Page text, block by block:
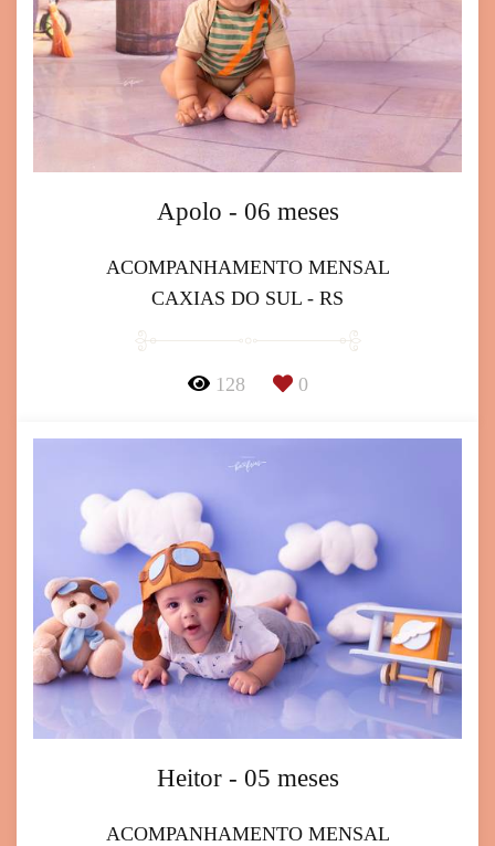
Apolo - 06 meses
ACOMPANHAMENTO MENSAL
CAXIAS DO SUL - RS
128 0
Heitor - 05 meses
ACOMPANHAMENTO MENSAL